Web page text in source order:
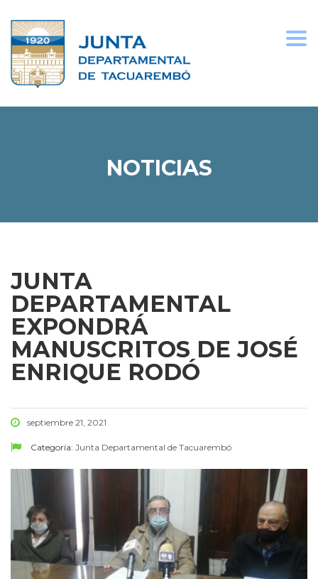
NOTICIAS
JUNTA
DEPARTAMENTAL
EXPONDRÁ
MANUSCRITOS DE JOSÉ
ENRIQUE RODÓ
septiembre 21, 2021
Categoría: Junta Departamental de Tacuarembó